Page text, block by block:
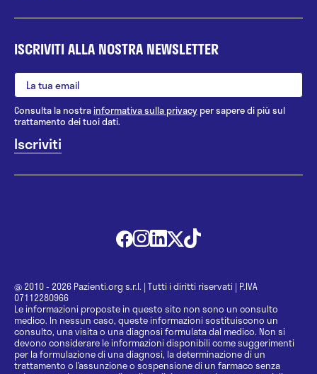
ISCRIVITI ALLA NOSTRA NEWSLETTER
Consulta la nostrainformativa sulla privacy per sapere di più sul
trattamento dei tuoi dati.
@ 2010 - 2026 Pazienti.org s.r.l. | Tutti i diritti riservati | P.IVA
07112280966
Le informazioni proposte in questo sito non sono un consulto
medico. In nessun caso, queste informazioni sostituiscono un
consulto, una visita o una diagnosi formulata dal medico. Non si
devono considerare le informazioni disponibili come suggerimenti
per la formulazione di una diagnosi, la determinazione di un
trattamento o l’assunzione o sospensione di un farmaco senza